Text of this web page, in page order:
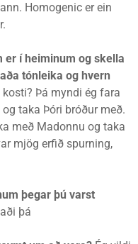
Homogenic er ein
er í heiminum og skella
tónleika og hvern
Þá myndi ég fara
taka Þóri bróður með.
með Madonnu og taka
mjög erfið spurning,
þegar þú varst
þá